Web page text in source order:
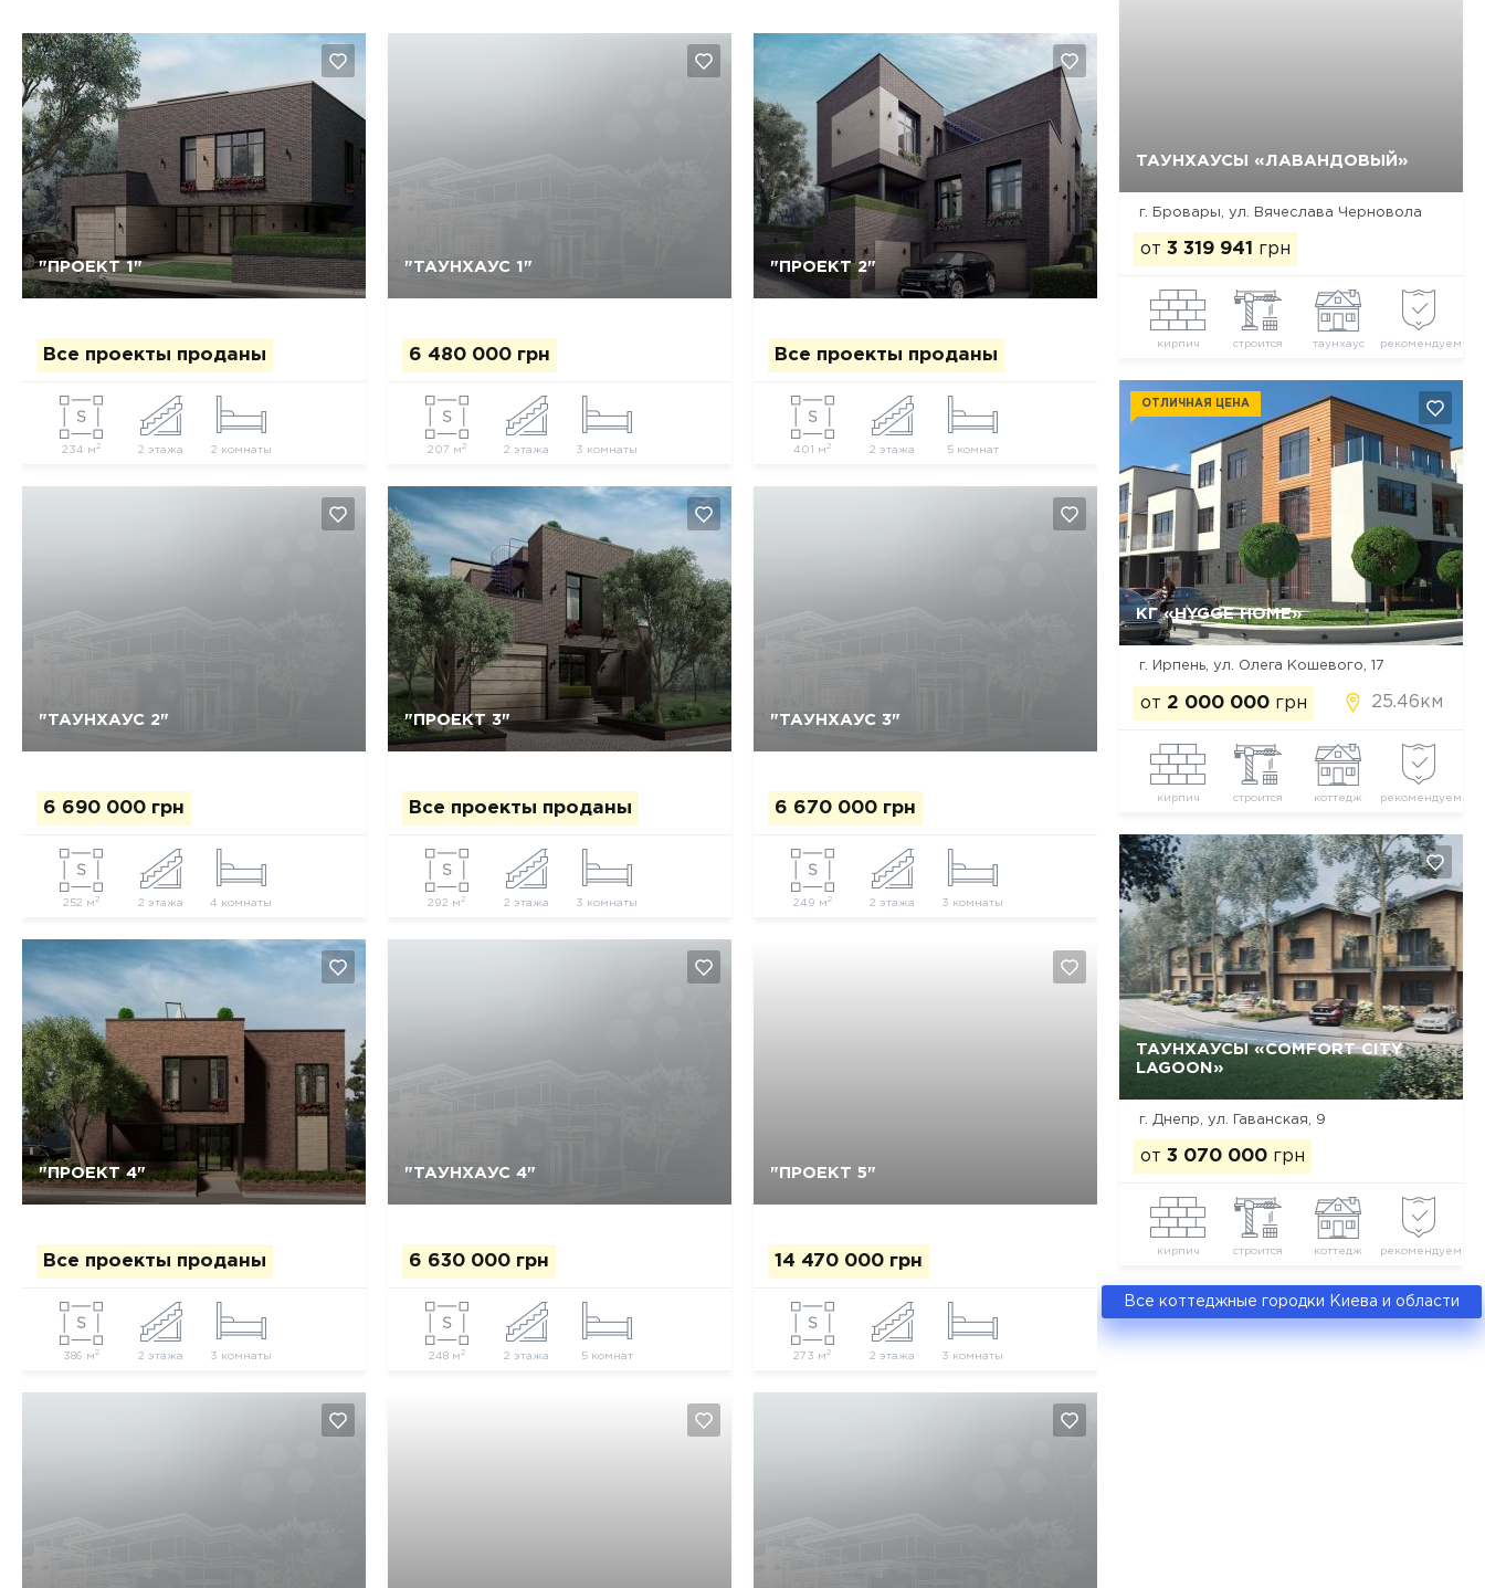
"ПРОЕКТ 1"
Все проекты проданы
234 м2 2 этажа 2 комнаты
Да, удалить Отмена "ТАУНХАУС 1"
6 480 000 грн
207 м2 2 этажа 3 комнаты
Да, удалить "ПРОЕКТ 2"
Все проекты проданы
401 м2 2 этажа 5 комнат
Да, удалить Отмена
"ТАУНХАУС 2"
6 690 000 грн
252 м2 2 этажа 4 комнаты
Да, удалить "ПРОЕКТ 3"
Все проекты проданы
292 м2 2 этажа 3 комнаты
Отмена "ТАУНХАУС 3"
6 670 000 грн
249 м2 2 этажа 3 комнаты
Да, удалить
"ПРОЕКТ 4"
Все проекты проданы
386 м2 2 этажа 3 комнаты
Да, удалить Отмена "ТАУНХАУС 4"
6 630 000 грн
248 м2 2 этажа 5 комнат
Да, удалить "ПРОЕКТ 5"
14 470 000 грн
273 м2 2 этажа 3 комнаты
ТАУНХАУСЫ «ЛАВАНДОВЫЙ»
г. Бровары, ул. Вячеслава Черновола
от 3 319 941 грн
кирпич строится таунхаус рекомендуем
Да, удалить Отмена
КГ «HYGGE HOME»
ОТЛИЧНАЯ ЦЕНА
г. Ирпень, ул. Олега Кошевого, 17
от 2 000 000 грн 25.46км
кирпич строится коттедж рекомендуем
Да, удалить Отмена
ТАУНХАУСЫ «COMFORT CITY
LAGOON»
г. Днепр, ул. Гаванская, 9
от 3 070 000 грн
кирпич строится коттедж рекомендуем
Все коттеджные городки Киева и области